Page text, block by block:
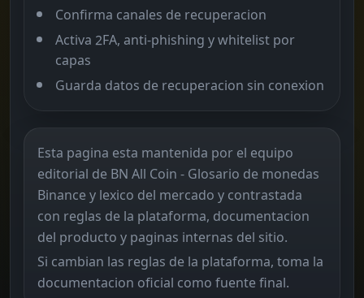
Confirma canales de recuperacion
Activa 2FA, anti-phishing y whitelist por
capas
Guarda datos de recuperacion sin conexion
Esta pagina esta mantenida por el equipo
editorial de BN All Coin - Glosario de monedas
Binance y lexico del mercado y contrastada
con reglas de la plataforma, documentacion
del producto y paginas internas del sitio.
Si cambian las reglas de la plataforma, toma la
documentacion oficial como fuente final.